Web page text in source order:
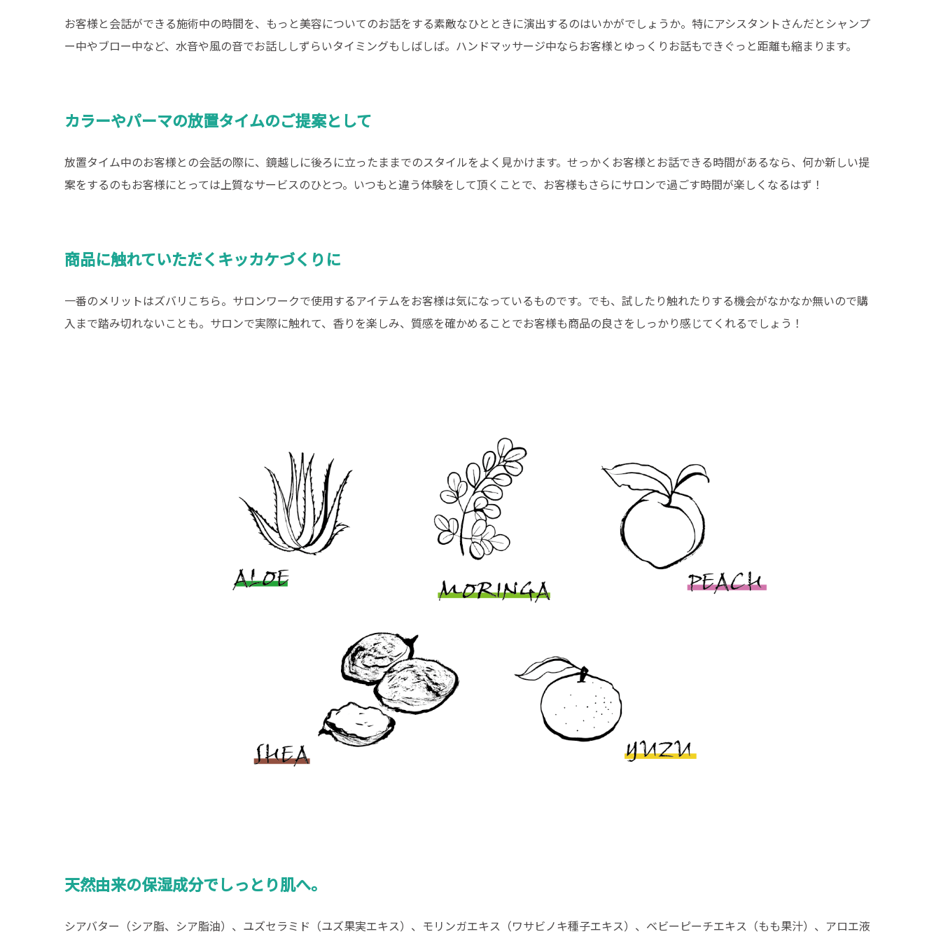
お客様と会話ができる施術中の時間を、もっと美容についてのお話をする素敵なひとときに演出するのはいかがでしょうか。特にアシスタントさんだとシャンプ
ー中やブロー中など、水音や風の音でお話ししずらいタイミングもしばしば。ハンドマッサージ中ならお客様とゆっくりお話もできぐっと距離も縮まります。
カラーやパーマの放置タイムのご提案として
放置タイム中のお客様との会話の際に、鏡越しに後ろに立ったままでのスタイルをよく見かけます。せっかくお客様とお話できる時間があるなら、何か新しい提
案をするのもお客様にとっては上質なサービスのひとつ。いつもと違う体験をして頂くことで、お客様もさらにサロンで過ごす時間が楽しくなるはず！
商品に触れていただくキッカケづくりに
一番のメリットはズバリこちら。サロンワークで使用するアイテムをお客様は気になっているものです。でも、試したり触れたりする機会がなかなか無いので購
入まで踏み切れないことも。サロンで実際に触れて、香りを楽しみ、質感を確かめることでお客様も商品の良さをしっかり感じてくれるでしょう！
天然由来の保湿成分でしっとり肌へ。
シアバター（シア脂、シア脂油）、ユズセラミド（ユズ果実エキス）、モリンガエキス（ワサビノキ種子エキス）、ベビーピーチエキス（もも果汁）、アロエ液